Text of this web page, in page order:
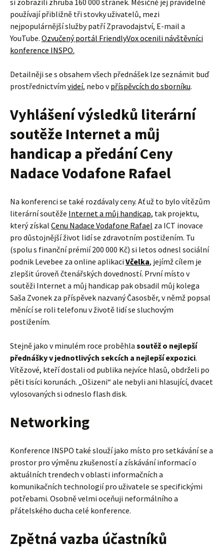
používají přibližně tři stovky uživatelů, mezi
nejpopulárnější služby patří Zpravodajství, E-mail a
YouTube. Ozvučený portál FriendlyVox ocenili návštěvníci
konference INSPO.
Detailněji se s obsahem všech přednášek lze seznámit buď
prostřednictvím videí, nebo vpříspěvcích do sborníku.
Vyhlášení výsledků literární
soutěže Internet a můj
handicap a předání Ceny
Nadace Vodafone Rafael
Na konferenci se také rozdávaly ceny. Ať už to bylo vítězům
literární soutěže Internet a můj handicap, tak projektu,
který získal Cenu Nadace Vodafone Rafael za ICT inovace
pro důstojnější život lidí se zdravotním postižením. Tu
(spolu s finanční prémií 200 000 Kč) si letos odnesl sociální
podnik Levebee za online aplikaci Včelka, jejímž cílem je
zlepšit úroveň čtenářských dovedností. První místo v
soutěži Internet a můj handicap pak obsadil můj kolega
Saša Zvonek za příspěvek nazvaný Časosběr, v němž popsal
měnící se roli telefonu v životě lidí se sluchovým
postižením.
Stejně jako v minulém roce proběhla soutěž o nejlepší
přednášky v jednotlivých sekcích a nejlepší expozici.
Vítězové, kteří dostali od publika nejvíce hlasů, obdrželi po
pěti tisíci korunách. „Ošizeni“ ale nebyli ani hlasující, dvacet
vylosovaných si odneslo flash disk.
Networking
Konference INSPO také slouží jako místo pro setkávání se a
prostor pro výměnu zkušeností a získávání informací o
aktuálních trendech v oblasti informačních a
komunikačních technologií pro uživatele se specifickými
potřebami. Osobně velmi oceňuji neformálního a
přátelského ducha celé konference.
Zpětná vazba účastníků